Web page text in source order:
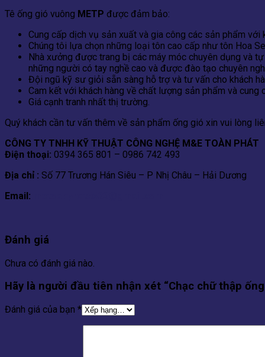
Tê ống gió vuông METP được đảm bảo:
Cung cấp dịch vụ sản xuất và gia công các sản phẩm với
Chúng tôi lựa chọn những loại tôn cao cấp như tôn Hoa
Nhà xưởng được trang bị các máy móc chuyên dụng và
những người có tay nghề cao và được đào tạo chuyên
Đội ngũ kỹ sư giỏi sẵn sàng hỗ trợ và tư vấn cho khách
Cam kết với khách hàng về chất lượng sản phẩm và cung
Giá cạnh tranh nhất thị trường.
Quý khách cần tư vấn thêm về sản phẩm ống gió xin vui lòng
CÔNG TY TNHH KỸ THUẬT CÔNG NGHỆ M&E TOÀN PHÁT
Điện thoại: 0394 365 801 – 0986 742 493
Địa chỉ : Số 77 Trương Hán Siêu – P Nhị Châu – Hải Dương
Email:
Đánh giá
Chưa có đánh giá nào.
Hãy là người đầu tiên nhận xét “Chạc chữ thập
Đánh giá của bạn *